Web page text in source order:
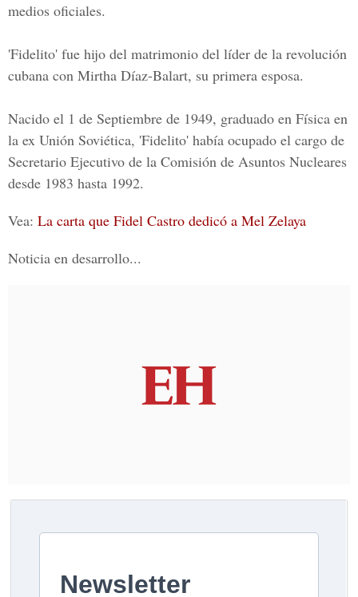
medios oficiales.
'Fidelito' fue hijo del matrimonio del líder de la revolución
cubana con Mirtha Díaz-Balart, su primera esposa.
Nacido el 1 de Septiembre de 1949, graduado en Física en
la ex Unión Soviética, 'Fidelito' había ocupado el cargo de
Secretario Ejecutivo de la Comisión de Asuntos Nucleares
desde 1983 hasta 1992.
Vea: La carta que Fidel Castro dedicó a Mel Zelaya
Noticia en desarrollo...